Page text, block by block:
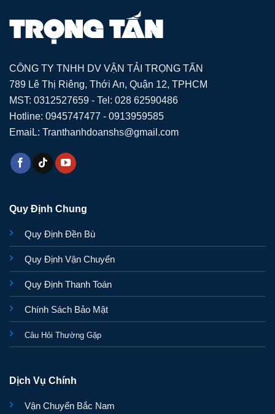
CÔNG TY TNHH DV VẬN TẢI TRỌNG TẤN
789 Lê Thị Riêng, Thới An, Quận 12, TPHCM
MST: 0312527659 - Tel: 028 62590486
Hotline: 0945747477 - 0913959585
EmaiL: Tranthanhdoanshs@gmail.com
Quy Định Chung
Quy Định Đền Bù
Quy Định Vận Chuyển
Quy Định Thanh Toán
Chính Sách Bảo Mật
Câu Hỏi Thường Gặp
Dịch Vụ Chính
Vận Chuyển Bắc Nam